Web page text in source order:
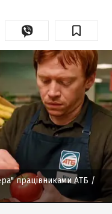
працівниками АТБ /